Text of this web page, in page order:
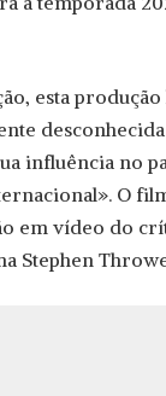
esta
influência no
O
em vídeo do
Stephen